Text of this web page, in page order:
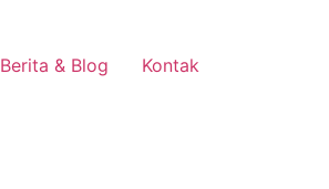
Berita & Blog Kontak